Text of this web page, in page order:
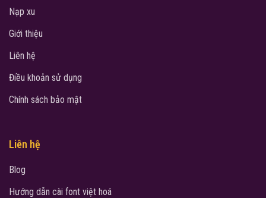
Nạp xu
Giới thiệu
Liên hệ
Điều khoản sử dụng
Chính sách bảo mật
Liên hệ
Blog
Hướng dẫn cài font việt hoá